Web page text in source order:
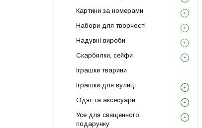
Картини за номерами
Набори для творчості
Надувні вироби
Скарбилки, сейфи
Іграшки тварини
Іграшки для вулиці
Одяг та аксесуари
Усе для священного,
подарунку